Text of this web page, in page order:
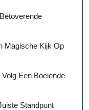
Magische Kijk Op
Een Boeiende
Standpunt